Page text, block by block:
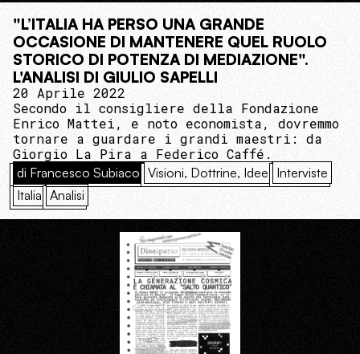
"L’ITALIA HA PERSO UNA GRANDE
OCCASIONE DI MANTENERE QUEL RUOLO
STORICO DI POTENZA DI MEDIAZIONE".
L'ANALISI DI GIULIO SAPELLI
20 Aprile 2022
Secondo il consigliere della Fondazione
Enrico Mattei, e noto economista, dovremmo
tornare a guardare i grandi maestri: da
Giorgio La Pira a Federico Caffé.
di Francesco Subiaco Visioni, Dottrine, Idee Interviste
Italia Analisi